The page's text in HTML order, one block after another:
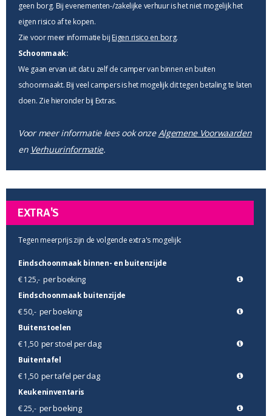
geen borg. Bij evenementen-/zakelijke verhuur is het niet mogelijk het
eigen risico af te kopen.
Zie voor meer informatie bij Eigen risico en borg.
Schoonmaak:
We gaan ervan uit dat u zelf de camper van binnen en buiten
schoonmaakt. Bij veel campers is het mogelijk dit tegen betaling te laten
doen. Zie hieronder bij Extras.
Voor meer informatie lees ook onzeAlgemene Voorwaarden
en Verhuurinformatie.
EXTRA'S
Tegen meerprijs zijn de volgende extra's mogelijk:
Eindschoonmaak binnen- en buitenzijde
€ 125,-per boeking
Eindschoonmaak buitenzijde
€ 50,- per boeking
Buitenstoelen
€ 1,50 per stoel per dag
Buitentafel
€ 1,50 per tafel per dag
Keukeninventaris
€ 25,- per boeking